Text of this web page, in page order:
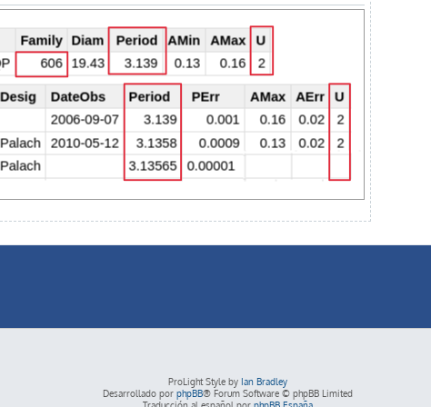
ProLight Style by Ian Bradley
Desarrollado por phpBB® Forum Software © phpBB Limited